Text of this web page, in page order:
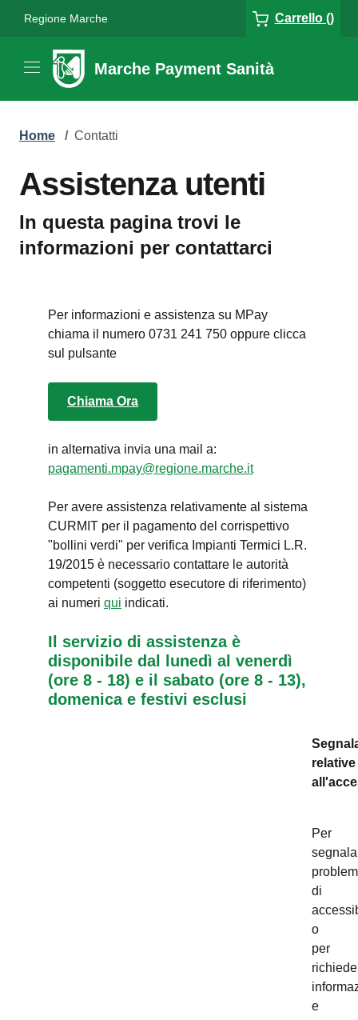
Regione Marche Carrello ()
Marche Payment Sanità
Home / Contatti
Assistenza utenti
In questa pagina trovi le
informazioni per contattarci
Per informazioni e assistenza su MPay
chiama il numero 0731 241 750 oppure clicca
sul pulsante
Chiama Ora
in alternativa invia una mail a:
pagamenti.mpay@regione.marche.it
Per avere assistenza relativamente al sistema
CURMIT per il pagamento del corrispettivo
"bollini verdi" per verifica Impianti Termici L.R.
19/2015 è necessario contattare le autorità
competenti (soggetto esecutore di riferimento)
ai numeri qui indicati.
Il servizio di assistenza è
disponibile dal lunedì al venerdì
(ore 8 - 18) e il sabato (ore 8 - 13),
domenica e festivi esclusi
relative
Per
di
o
per
e